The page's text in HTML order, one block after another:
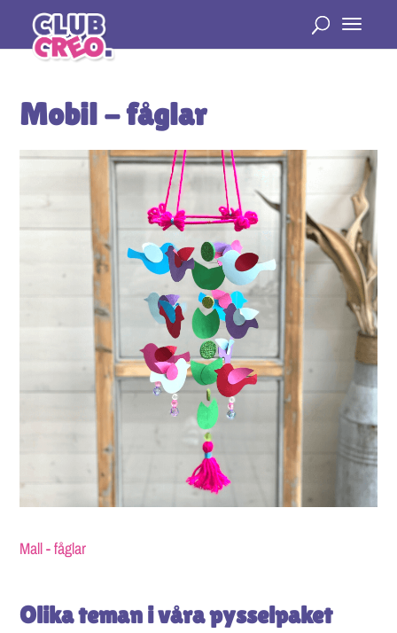
Mobil - fåglar
Mall - fåglar
Olika teman i våra pysselpaket